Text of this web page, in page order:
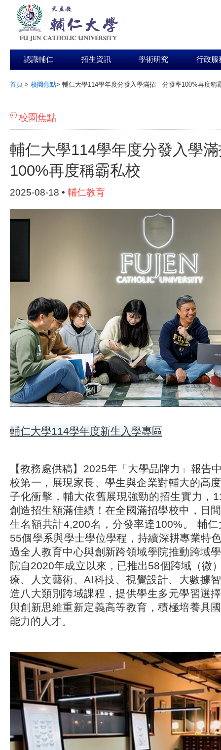
認識輔仁 招生資訊 學術研究 行政服
首頁 > 校園焦點> 輔仁大學114學年度分發入學滿招 分發率100%再度稱
校園焦點
輔仁大學114學年度分發入學
100%再度稱霸私校
2025-08-18 • 輔仁教育
輔仁大學114學年度新生入學專區
【教務處供稿】2025年「大學品牌力」報告
校第一，展現家長、學生與企業對輔大的高
子化衝擊，輔大依舊展現強勁的招生實力，
創造招生額滿佳績！在全國滿招學校中，日
生名額共計4,200名，分發率達100%。 輔
55個學系與學士學位學程，持續深耕專業特
過全人教育中心與創新跨領域學院推動跨域
院自2020年成立以來，已推出58個跨域（微
療、人文藝術、AI科技、視覺設計、大數據
造八大類別跨域課程，提供學生多元學習選
與創新思維重新定義高等教育，積極培養具
能力的人才。